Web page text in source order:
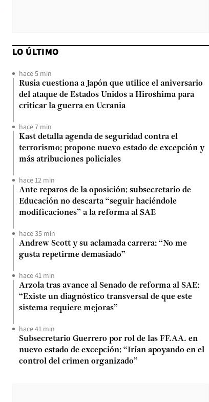
LO ÚLTIMO
hace 5 min
Rusia cuestiona a Japón que utilice el aniversario
del ataque de Estados Unidos a Hiroshima para
criticar la guerra en Ucrania
hace 7 min
Kast detalla agenda de seguridad contra el
terrorismo: propone nuevo estado de excepción y
más atribuciones policiales
hace 12 min
Ante reparos de la oposición: subsecretario de
Educación no descarta “seguir haciéndole
modificaciones” a la reforma al SAE
hace 35 min
Andrew Scott y su aclamada carrera: “No me
gusta repetirme demasiado”
hace 41 min
Arzola tras avance al Senado de reforma al SAE:
“Existe un diagnóstico transversal de que este
sistema requiere mejoras”
hace 41 min
Subsecretario Guerrero por rol de las FF.AA. en
nuevo estado de excepción: “Irían apoyando en el
control del crimen organizado”